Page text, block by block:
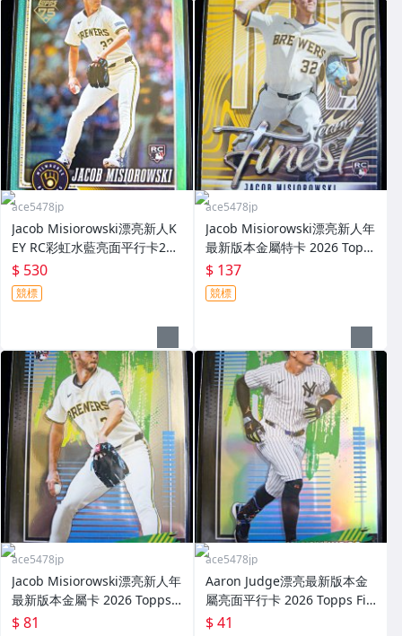
ace5478jp
Jacob Misiorowski漂亮新人K
EY RC彩虹水藍亮面平行卡202
6 Topps Series 1 Aqua Rain
bow Foil Rookie
$ 530
競標
ace5478jp
Jacob Misiorowski漂亮新人年
最新版本金屬特卡 2026 Topp
s Finest Team Finest Rookie
$ 137
競標
ace5478jp
Jacob Misiorowski漂亮新人年
最新版本金屬卡 2026 Topps F
inest Common Rookie
$ 81
ace5478jp
Aaron Judge漂亮最新版本金
屬亮面平行卡 2026 Topps Fin
est Refractor Common
$ 41